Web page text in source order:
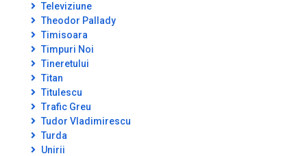
Televiziune
Theodor Pallady
Timisoara
Timpuri Noi
Tineretului
Titan
Titulescu
Trafic Greu
Tudor Vladimirescu
Turda
Unirii